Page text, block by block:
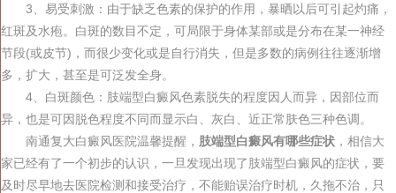
3、易受刺激：由于缺乏色素的保护的作用，暴晒以后可引起灼痛，
红斑及水疱。白斑的数目不定，可局限于身体某部或是分布在某一神经
节段(或皮节)，而很少变化或是自行消失，但是多数的病例往往逐渐增
多，扩大，甚至是可泛发全身。
4、白斑颜色：肢端型白癜风色素脱失的程度因人而异，因部位而
异，也是可因脱色程度不同而显示白、灰白、近正常肤色三种色调。
南通复大白癜风医院温馨提醒， 肢端型白癜风有哪些症状 ，相信大
家已经有了一个初步的认识，一旦发现出现了肢端型白癜风的症状，要
及时尽早地去医院检测和接受治疗，不能贻误治疗时机，久拖不治，只